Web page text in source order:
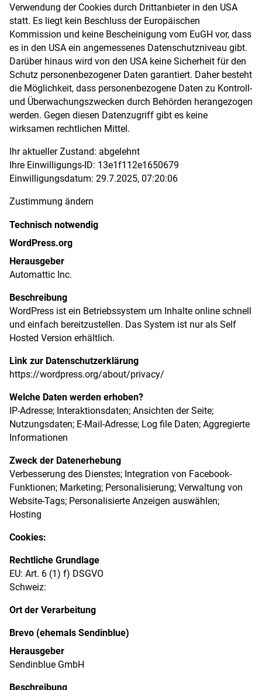
Verwendung der Cookies durch Drittanbieter in den USA
statt. Es liegt kein Beschluss der Europäischen
Kommission und keine Bescheinigung vom EuGH vor, dass
es in den USA ein angemessenes Datenschutzniveau gibt.
Darüber hinaus wird von den USA keine Sicherheit für den
Schutz personenbezogener Daten garantiert. Daher besteht
die Möglichkeit, dass personenbezogene Daten zu Kontroll-
und Überwachungszwecken durch Behörden herangezogen
werden. Gegen diesen Datenzugriff gibt es keine
wirksamen rechtlichen Mittel.
Ihr aktueller Zustand: abgelehnt
Ihre Einwilligungs-ID: 13e1f112e1650679
Einwilligungsdatum: 29.7.2025, 07:20:06
Zustimmung ändern
Technisch notwendig
WordPress.org
Herausgeber
Automattic Inc.
Beschreibung
WordPress ist ein Betriebssystem um Inhalte online schnell
und einfach bereitzustellen. Das System ist nur als Self
Hosted Version erhältlich.
Link zur Datenschutzerklärung
https://wordpress.org/about/privacy/
Welche Daten werden erhoben?
IP-Adresse; Interaktionsdaten; Ansichten der Seite;
Nutzungsdaten; E-Mail-Adresse; Log file Daten; Aggregierte
Informationen
Zweck der Datenerhebung
Verbesserung des Dienstes; Integration von Facebook-
Funktionen; Marketing; Personalisierung; Verwaltung von
Website-Tags; Personalisierte Anzeigen auswählen;
Hosting
Cookies:
Rechtliche Grundlage
EU: Art. 6 (1) f) DSGVO
Schweiz:
Ort der Verarbeitung
Brevo (ehemals Sendinblue)
Herausgeber
Sendinblue GmbH
Beschreibung